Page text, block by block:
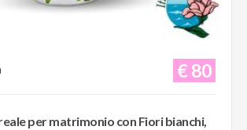
€ 80
per matrimonio con Fiori bianchi,